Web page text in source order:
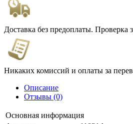
Доставка без предоплаты. Проверка
Никаких комиссий и оплаты за
Описание
Отзывы (0)
Основная информация